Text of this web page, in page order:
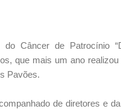
Câncer de Patrocínio
que mais um ano
Pavões.
de diretores e